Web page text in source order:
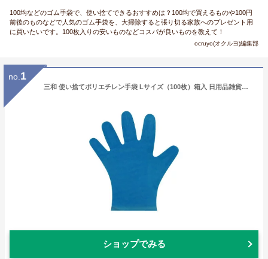
100均などのゴム手袋で、使い捨てできるおすすめは？100均で買えるものや100円
前後のものなどで人気のゴム手袋を、大掃除すると張り切る家族へのプレゼント用
に買いたいです。100枚入りの安いものなどコスパが良いものを教えて！
ocruyo(オクルヨ)編集部
no. 1
三和 使い捨てポリエチレン手袋 Lサイズ（100枚）箱入 日用品雑貨・文房具・手芸・生活雑貨・作業用手袋・軍手・ゴム手袋・ビニール手袋
ショップでみる